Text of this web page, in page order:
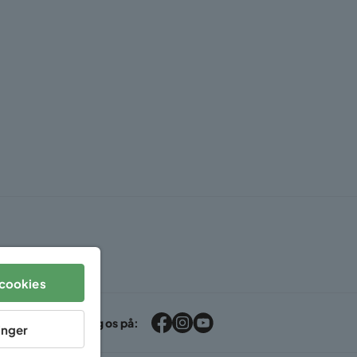
Følg os på: